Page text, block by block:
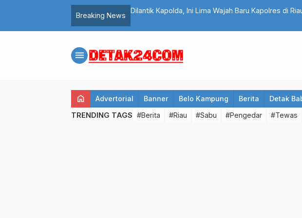
Breaking News
Dilantik Kapolda, Ini Lima Wajah Baru Kapolres di
menu
home Advertorial Banner Belo Kampung Berita Detak
TRENDING TAGS #Berita #Riau #Sabu #Pengedar #Tewas